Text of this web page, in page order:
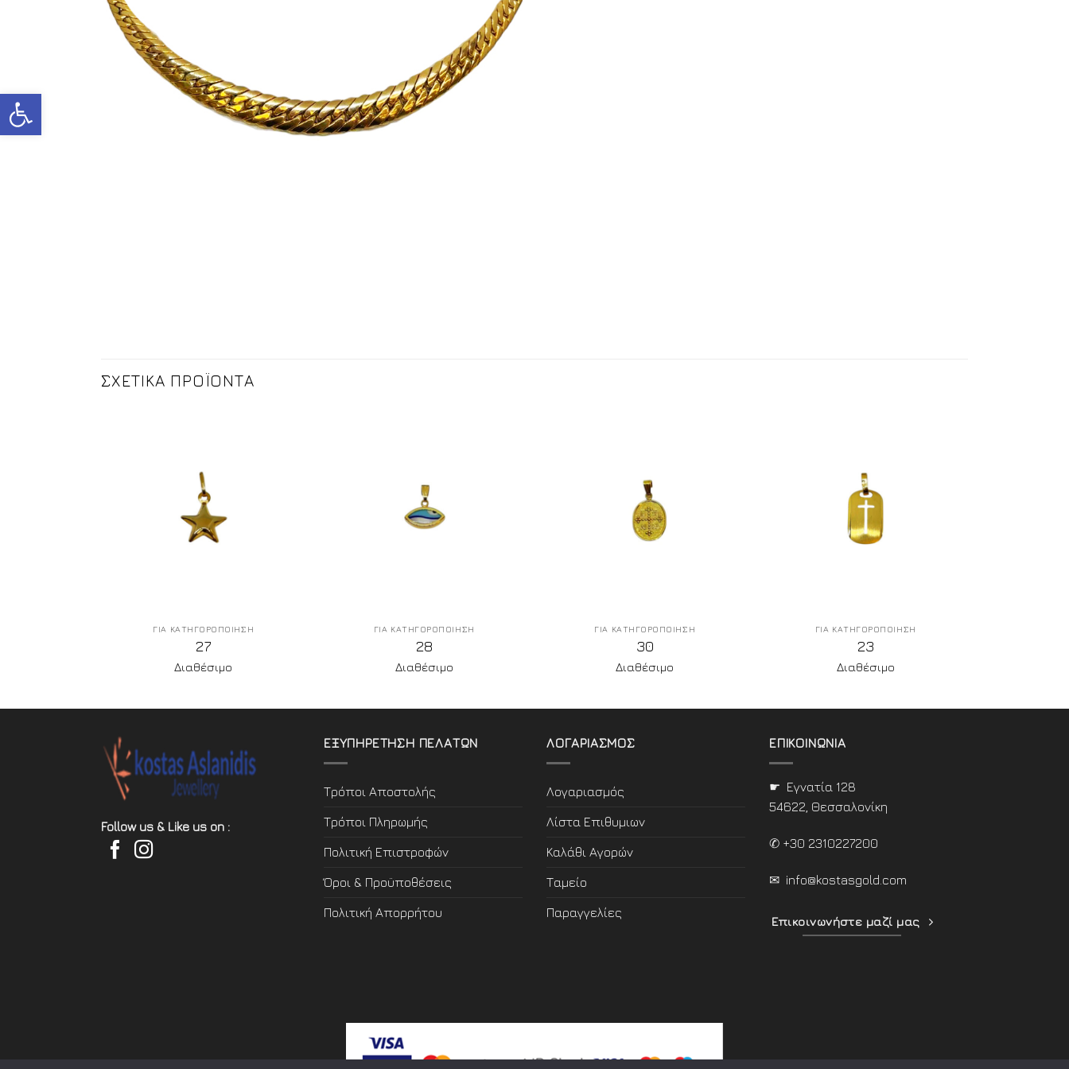
Ανοίξτε τη γραμμή εργαλείων
ΣΧΕΤΙΚΑ ΠΡΟΪΟΝΤΑ
ΓΙΑ ΚΑΤΗΓΟΡΟΠΟΙΗΣΗ
27
Διαθέσιμο
ΓΙΑ ΚΑΤΗΓΟΡΟΠΟΙΗΣΗ
28
Διαθέσιμο
ΓΙΑ ΚΑΤΗΓΟΡΟΠΟΙΗΣΗ
30
Διαθέσιμο
ΓΙΑ ΚΑΤΗΓΟΡΟΠΟΙΗΣΗ
23
Διαθέσιμο
Follow us & Like us on :
ΕΞΥΠΗΡΕΤΗΣΗ ΠΕΛΑΤΩΝ
Τρόποι Αποστολής
Τρόποι Πληρωμής
Πολιτική Επιστροφών
Όροι & Προϋποθέσεις
Πολιτική Απορρήτου
ΛΟΓΑΡΙΑΣΜΟΣ
Λογαριασμός
Λίστα Επιθυμιων
Καλάθι Αγορών
Ταμείο
Παραγγελίες
ΕΠΙΚΟΙΝΩΝΙΑ
☛ Εγνατία 128
54622, Θεσσαλονίκη
✆ +30 2310227200
✉ info@kostasgold.com
Επικοινωνήστε μαζί μας